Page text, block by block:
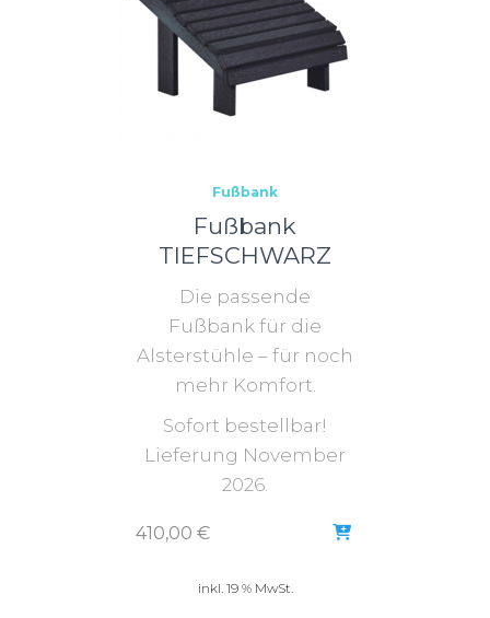
Fußbank
Fußbank
TIEFSCHWARZ
Die passende
Fußbank für die
Alsterstühle – für noch
mehr Komfort.
Sofort bestellbar!
Lieferung November
2026.
410,00 €
inkl. 19 % MwSt.